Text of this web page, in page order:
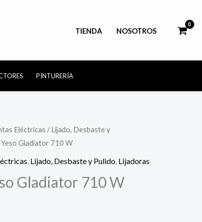
TIENDA NOSOTROS
PINTURERÍA
Eléctricas /Lijado, Desbaste y
Gladiator 710 W
Lijado, Desbaste y Pulido Lijadoras
Gladiator 710 W